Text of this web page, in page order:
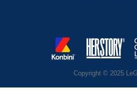
Copyright © 2025